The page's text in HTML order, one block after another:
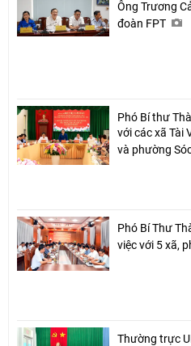
Ông Trương
đoàn FPT
Phó Bí thư
với các xã Tài
và phường
Phó Bí Thư
việc với 5 xã,
Thường trực